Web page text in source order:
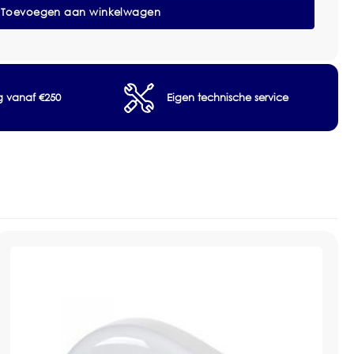
Toevoegen aan winkelwagen
vanaf €250 Eigen technische service